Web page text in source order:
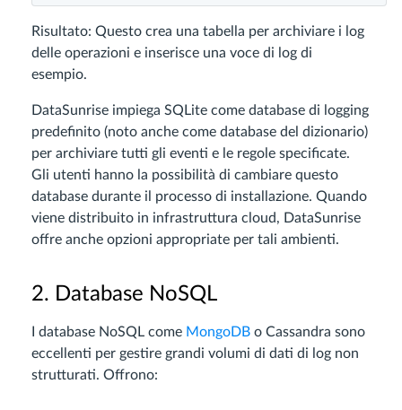
Risultato: Questo crea una tabella per archiviare i log
delle operazioni e inserisce una voce di log di
esempio.
DataSunrise impiega SQLite come database di logging
predefinito (noto anche come database del dizionario)
per archiviare tutti gli eventi e le regole specificate.
Gli utenti hanno la possibilità di cambiare questo
database durante il processo di installazione. Quando
viene distribuito in infrastruttura cloud, DataSunrise
offre anche opzioni appropriate per tali ambienti.
2. Database NoSQL
I database NoSQL come MongoDB o Cassandra sono
eccellenti per gestire grandi volumi di dati di log non
strutturati. Offrono: